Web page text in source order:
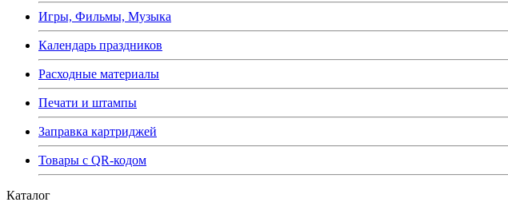
Игры, Фильмы, Музыка
Календарь праздников
Расходные материалы
Печати и штампы
Заправка картриджей
Товары с QR-кодом
Каталог